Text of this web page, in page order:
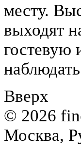
месту.
выходят
Вверх
© 2026
Москва,